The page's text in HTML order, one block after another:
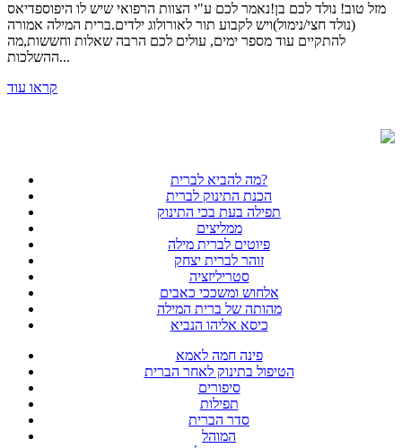
מזל טוב! נולד לכם בן!נאמר לכם ע"י הצוות הרפואי שיש לו היפוספדיאס
(נולד חצי/נימול)ויש לקבוע תור לאורולוג ילדים.ברית המילה אמורה
להתקיים עוד מספר ימים, עולים לכם הרבה שאלות וחששות,מה
ההשלכות...
קראו עוד
מה להביא לברית?
הכנת התינוק לברית
תפילה בעת בכי התינוק
ממליצים
פיוטים לברית מילה
זוהר לברית יצחק
סטריליזציה
אלחוש ומשככי כאבים
מהותה של ברית המילה
כיסא אליהו הנביא
פינה חמה לאמא
הטיפול בתינוק לאחר הברית
סיפורים
תפילות
סדר הברית
המוהל